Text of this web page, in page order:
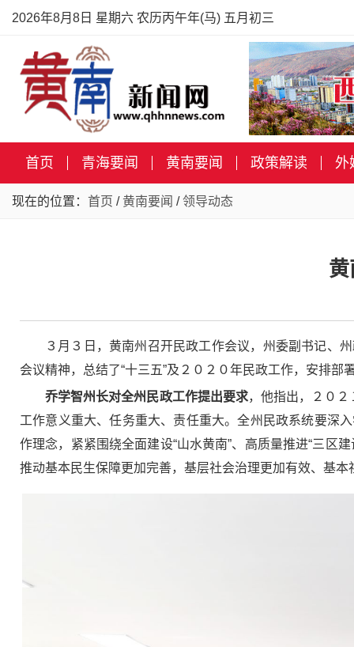
2026年8月8日 星期六 农历丙午年(马) 五月初三
首页 青海要闻 黄南要闻 政策解读 外
现在的位置： 首页 / 黄南要闻 /领导动态
３月３日，黄南州召开民政工作会议，州委副书记、
会议精神，总结了“十三五”及２０２０年民政工作，安排部
乔学智州长对全州民政工作提出要求，他指出，２０２
工作意义重大、任务重大、责任重大。全州民政系统要深
作理念，紧紧围绕全面建设“山水黄南”、高质量推进“三区
推动基本民生保障更加完善，基层社会治理更加有效、基